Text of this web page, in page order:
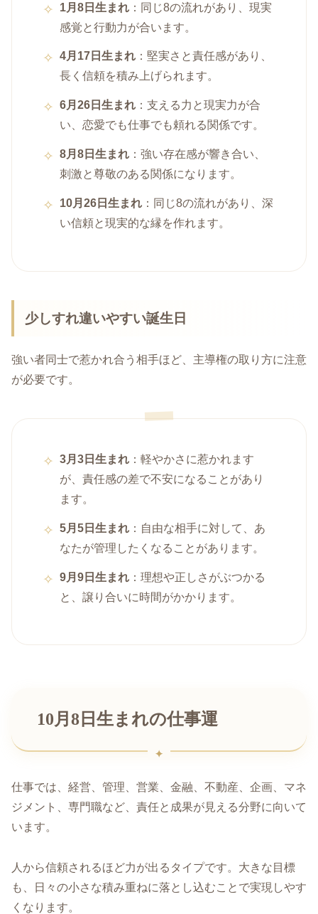
1月8日生まれ ：同じ8の流れがあり、現実
感覚と行動力が合います。
4月17日生まれ ：堅実さと責任感があり、
長く信頼を積み上げられます。
6月26日生まれ ：支える力と現実力が合
い、恋愛でも仕事でも頼れる関係です。
8月8日生まれ ：強い存在感が響き合い、
刺激と尊敬のある関係になります。
10月26日生まれ ：同じ8の流れがあり、深
い信頼と現実的な縁を作れます。
少しすれ違いやすい誕生日
強い者同士で惹かれ合う相手ほど、主導権の取り方に注意
が必要です。
3月3日生まれ ：軽やかさに惹かれます
が、責任感の差で不安になることがあり
ます。
5月5日生まれ ：自由な相手に対して、あ
なたが管理したくなることがあります。
9月9日生まれ ：理想や正しさがぶつかる
と、譲り合いに時間がかかります。
10月8日生まれの仕事運
仕事では、経営、管理、営業、金融、不動産、企画、マネ
ジメント、専門職など、責任と成果が見える分野に向いて
います。
人から信頼されるほど力が出るタイプです。大きな目標
も、日々の小さな積み重ねに落とし込むことで実現しやす
くなります。